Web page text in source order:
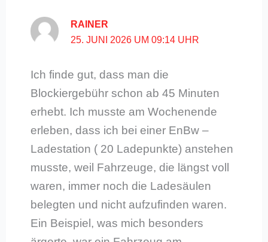
RAINER
25. JUNI 2026 UM 09:14 UHR
Ich finde gut, dass man die
Blockiergebühr schon ab 45 Minuten
erhebt. Ich musste am Wochenende
erleben, dass ich bei einer EnBw –
Ladestation ( 20 Ladepunkte) anstehen
musste, weil Fahrzeuge, die längst voll
waren, immer noch die Ladesäulen
belegten und nicht aufzufinden waren.
Ein Beispiel, was mich besonders